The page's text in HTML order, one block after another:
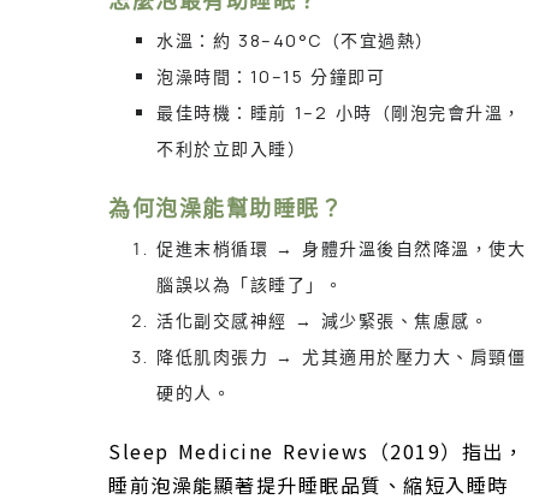
水溫：約 38–40°C（不宜過熱）
泡澡時間：10–15 分鐘即可
最佳時機：睡前 1–2 小時（剛泡完會升溫，
不利於立即入睡）
為何泡澡能幫助睡眠？
促進末梢循環 → 身體升溫後自然降溫，使大
腦誤以為「該睡了」。
活化副交感神經 → 減少緊張、焦慮感。
降低肌肉張力 → 尤其適用於壓力大、肩頸僵
硬的人。
Sleep Medicine Reviews（2019）指出，
睡前泡澡能顯著提升睡眠品質、縮短入睡時